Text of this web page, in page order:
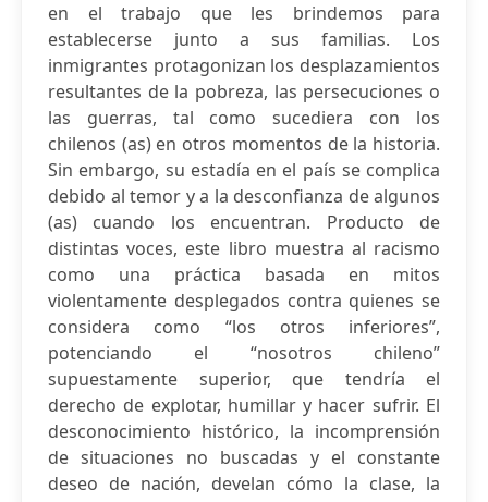
en el trabajo que les brindemos para
establecerse junto a sus familias. Los
inmigrantes protagonizan los desplazamientos
resultantes de la pobreza, las persecuciones o
las guerras, tal como sucediera con los
chilenos (as) en otros momentos de la historia.
Sin embargo, su estadía en el país se complica
debido al temor y a la desconfianza de algunos
(as) cuando los encuentran. Producto de
distintas voces, este libro muestra al racismo
como una práctica basada en mitos
violentamente desplegados contra quienes se
considera como “los otros inferiores”,
potenciando el “nosotros chileno”
supuestamente superior, que tendría el
derecho de explotar, humillar y hacer sufrir. El
desconocimiento histórico, la incomprensión
de situaciones no buscadas y el constante
deseo de nación, develan cómo la clase, la